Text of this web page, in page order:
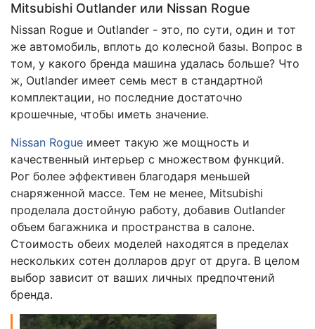
Mitsubishi Outlander или Nissan Rogue
Nissan Rogue и Outlander - это, по сути, один и тот
же автомобиль, вплоть до колесной базы. Вопрос в
том, у какого бренда машина удалась больше? Что
ж, Outlander имеет семь мест в стандартной
комплектации, но последние достаточно
крошечные, чтобы иметь значение.
Nissan Rogue имеет такую ​​же мощность и
качественный интерьер с множеством функций.
Рог более эффективен благодаря меньшей
снаряженной массе. Тем не менее, Mitsubishi
проделала достойную работу, добавив Outlander
объем багажника и пространства в салоне.
Стоимость обеих моделей находятся в пределах
нескольких сотен долларов друг от друга. В целом
выбор зависит от ваших личных предпочтений
бренда.